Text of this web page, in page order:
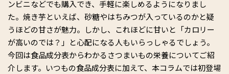
ンビニなどでも購入でき、手軽に楽しめるようになりまし
た。焼き芋といえば、砂糖やはちみつが入っているのかと疑
うほどの甘さが魅力。しかし、これほどに甘いと「カロリー
が高いのでは？」と心配になる人もいらっしゃるでしょう。
今回は食品成分表からわかるさつまいもの栄養についてご紹
介します。いつもの食品成分表に加えて、本コラムでは初登場